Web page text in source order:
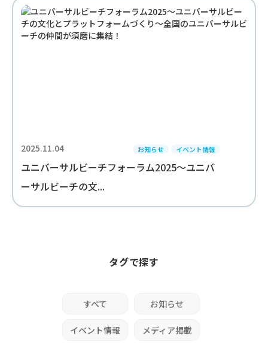
2025.11.04 お知らせ イベント情報
ユニバーサルビーチフォーラム2025～ユニバ
ーサルビーチの文...
タグで探す
すべて お知らせ
イベント情報 メディア掲載